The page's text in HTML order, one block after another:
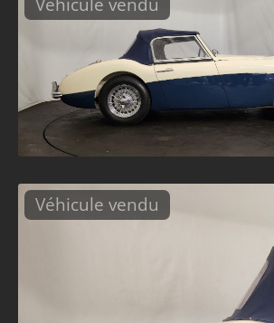
Véhicule vendu